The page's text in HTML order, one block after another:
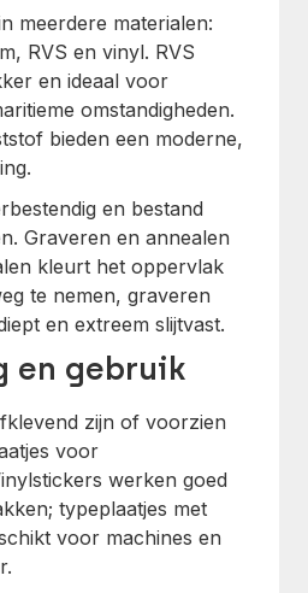
meerdere materialen:
RVS en vinyl. RVS
en ideaal voor
omstandigheden.
bieden een moderne,
en bestand
Graveren en annealen
kleurt het oppervlak
te nemen, graveren
en extreem slijtvast.
en gebruik
zijn of voorzien
voor
werken goed
typeplaatjes met
voor machines en